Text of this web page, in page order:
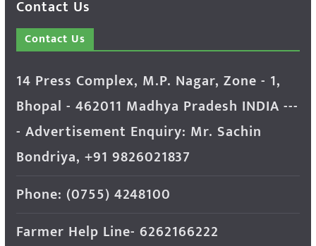
Contact Us
Contact Us
14 Press Complex, M.P. Nagar, Zone - 1,
Bhopal - 462011 Madhya Pradesh INDIA ---
- Advertisement Enquiry: Mr. Sachin
Bondriya, +91 9826021837
Phone: (0755) 4248100
Farmer Help Line- 6262166222